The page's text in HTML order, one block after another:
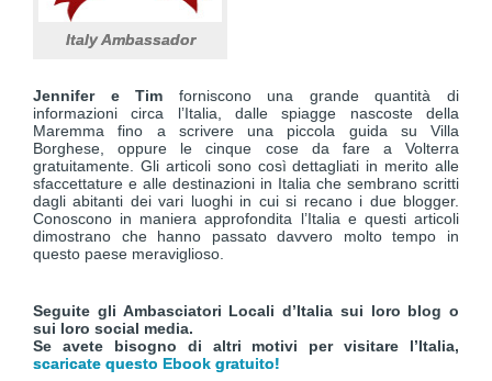
Italy Ambassador
Jennifer e Tim forniscono una grande quantità di
informazioni circa l’Italia, dalle spiagge nascoste della
Maremma fino a scrivere una piccola guida su Villa
Borghese, oppure le cinque cose da fare a Volterra
gratuitamente. Gli articoli sono così dettagliati in merito alle
sfaccettature e alle destinazioni in Italia che sembrano scritti
dagli abitanti dei vari luoghi in cui si recano i due blogger.
Conoscono in maniera approfondita l’Italia e questi articoli
dimostrano che hanno passato davvero molto tempo in
questo paese meraviglioso.
Seguite gli Ambasciatori Locali d’Italia sui loro blog o
sui loro social media.
Se avete bisogno di altri motivi per visitare l’Italia,
scaricate questo Ebook gratuito!